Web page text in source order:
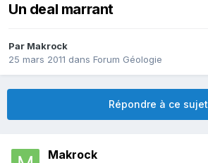
Un deal marrant
Par Makrock
25 mars 2011 dans Forum Géologie
Répondre à ce sujet
Makrock